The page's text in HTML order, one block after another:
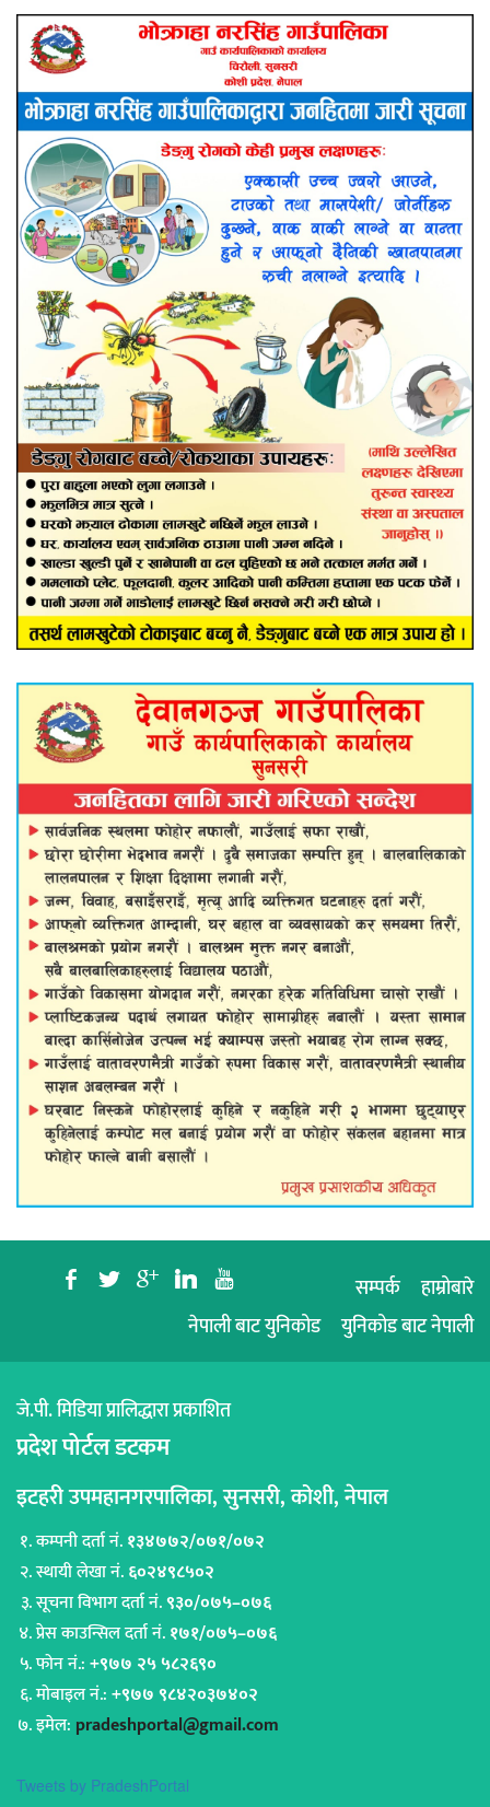
b a c j r सम्पर्क
हाम्रोबारे
नेपाली बाट युनिकोड
युनिकोड बाट नेपाली
जे.पी. मिडिया प्रालिद्धारा प्रकाशित
प्रदेश पोर्टल डटकम
इटहरी उपमहानगरपालिका, सुनसरी, कोशी, नेपाल
कम्पनी दर्ता नं.१३४७७२/०७१/०७२
स्थायी लेखा नं.६०२४९८५०२
सूचना विभाग दर्ता नं.९३०/०७५–०७६
प्रेस काउन्सिल दर्ता नं.१७१/०७५–०७६
फोन नं.:+९७७ २५ ५८२६९०
मोबाइल नं.:+९७७ ९८४२०३७४०२
इमेल: pradeshportal@gmail.com
Tweets by PradeshPortal